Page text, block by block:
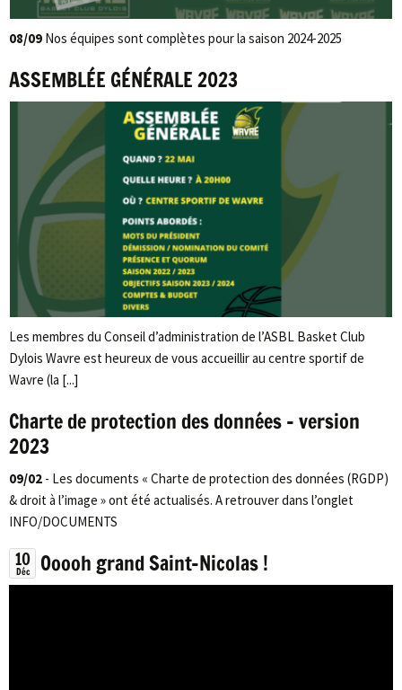
08/09 Nos équipes sont complètes pour la saison 2024-2025
ASSEMBLÉE GÉNÉRALE 2023
Les membres du Conseil d’administration de l’ASBL Basket Club
Dylois Wavre est heureux de vous accueillir au centre sportif de
Wavre (la [...]
Charte de protection des données – version
2023
09/02 - Les documents « Charte de protection des données (RGDP)
& droit à l’image » ont été actualisés. A retrouver dans l’onglet
INFO/DOCUMENTS
10
Déc Ooooh grand Saint-Nicolas !